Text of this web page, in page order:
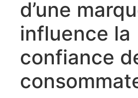
d’une
influence la
confiance